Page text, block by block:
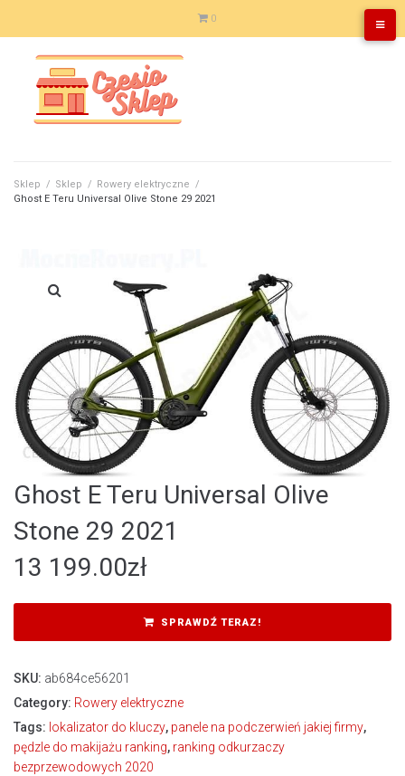
0
Sklep / Sklep / Rowery elektryczne /
Ghost E Teru Universal Olive Stone 29 2021
Ghost E Teru Universal Olive
Stone 29 2021
13 199.00zł
SPRAWDŹ TERAZ!
SKU: ab684ce56201
Category: Rowery elektryczne
Tags: lokalizator do kluczy, panele na podczerwień jakiej firmy,
pędzle do makijażu ranking, ranking odkurzaczy
bezprzewodowych 2020